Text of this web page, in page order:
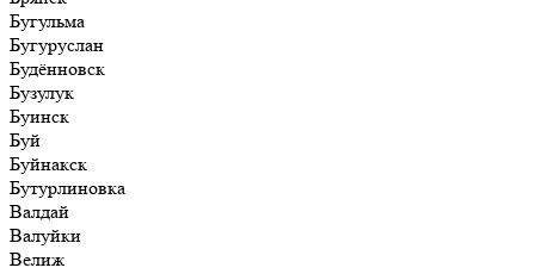
Бугульма
Бугуруслан
Будённовск
Бузулук
Буинск
Буй
Буйнакск
Бутурлиновка
Валдай
Валуйки
Велиж